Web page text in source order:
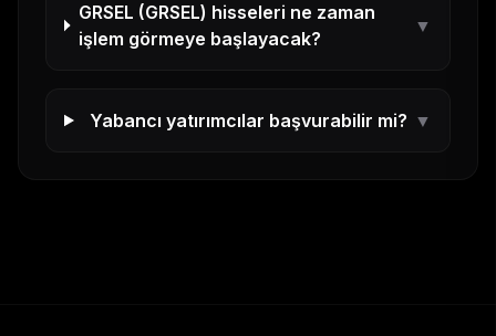
GRSEL (GRSEL) hisseleri ne zaman
işlem görmeye başlayacak?
▼
Yabancı yatırımcılar başvurabilir mi? ▼